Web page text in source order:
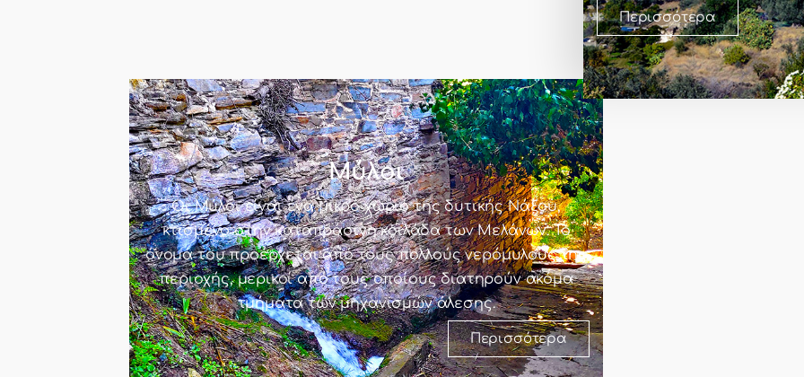
Περισσότερα
Μύλοι
Οι Μύλοι είναι ένα μικρό χωριό της δυτικής Νάξου,
κτισμένο στην καταπράσινη κοιλάδα των Μελάνων. Το
όνομά του προέρχεται από τους πολλούς νερόμυλους της
περιοχής, μερικοί από τους οποίους διατηρούν ακόμα
τμήματα των μηχανισμών άλεσης.
Περισσότερα